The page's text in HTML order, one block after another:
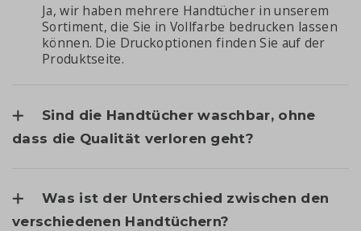
Ja, wir haben mehrere Handtücher in unserem
Sortiment, die Sie in Vollfarbe bedrucken lassen
können. Die Druckoptionen finden Sie auf der
Produktseite.
Sind die Handtücher waschbar, ohne
dass die Qualität verloren geht?
Was ist der Unterschied zwischen den
verschiedenen Handtüchern?